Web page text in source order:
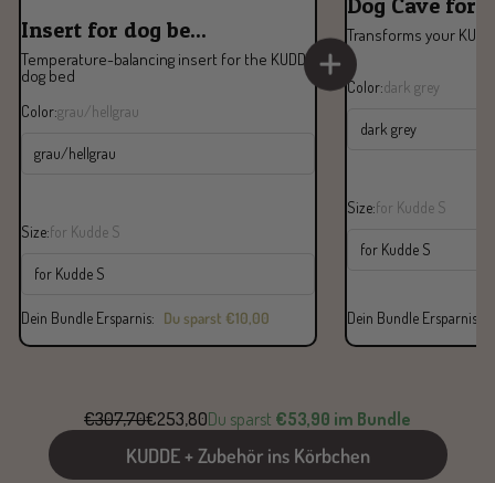
Insert for dog be...
Temperature-balancing insert for the KUDDE
dog bed
Color:grau/hellgrau
grau/hellgrau
Size:for Kudde S
for Kudde S
Dein Bundle Ersparnis: Du sparst €10,00
Dog Cave for
Transforms your
Color:dark grey
dark grey
Size:for Kudde S
for Kudde S
Dein Bundle Ersparnis:
€307,70€253,80Du sparst €53,90 im Bundle
KUDDE + Zubehör ins Körbchen